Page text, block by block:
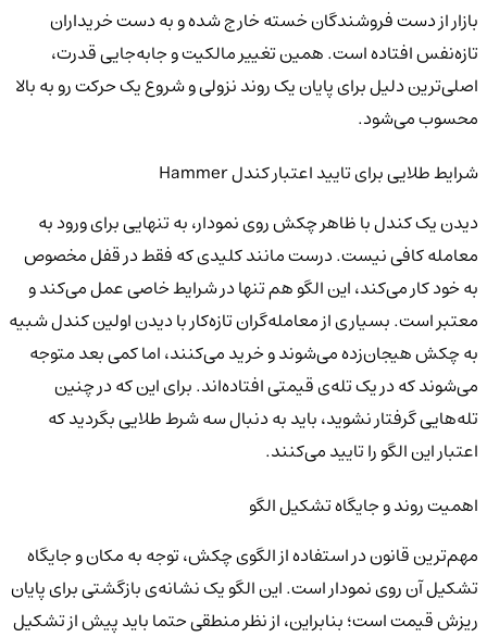
بازار از دست فروشندگان خسته خارج شده و به دست خریداران
تازه‌نفس افتاده است. همین تغییر مالکیت و جابه‌جایی قدرت،
اصلی‌ترین دلیل برای پایان یک روند نزولی و شروع یک حرکت رو به بالا
محسوب می‌شود.
شرایط طلایی برای تایید اعتبار کندل Hammer
دیدن یک کندل با ظاهر چکش روی نمودار، به تنهایی برای ورود به
معامله کافی نیست. درست مانند کلیدی که فقط در قفل مخصوص
به خود کار می‌کند، این الگو هم تنها در شرایط خاصی عمل می‌کند و
معتبر است. بسیاری از معامله‌گران تازه‌کار با دیدن اولین کندل شبیه
به چکش هیجان‌زده می‌شوند و خرید می‌کنند، اما کمی بعد متوجه
می‌شوند که در یک تله‌ی قیمتی افتاده‌اند. برای این که در چنین
تله‌هایی گرفتار نشوید، باید به دنبال سه شرط طلایی بگردید که
اعتبار این الگو را تایید می‌کنند.
اهمیت روند و جایگاه تشکیل الگو
مهم‌ترین قانون در استفاده از الگوی چکش، توجه به مکان و جایگاه
تشکیل آن روی نمودار است. این الگو یک نشانه‌ی بازگشتی برای پایان
ریزش قیمت است؛ بنابراین، از نظر منطقی حتما باید پیش از تشکیل